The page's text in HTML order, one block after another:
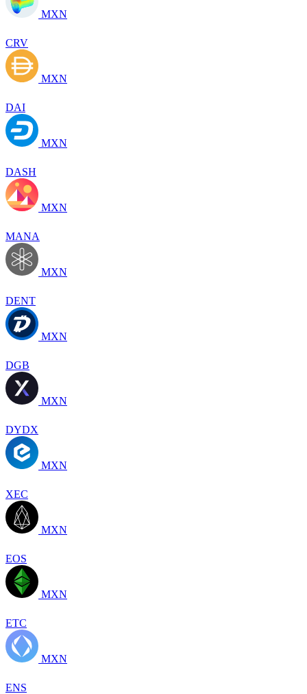
MXN
CRV
MXN
DAI
MXN
DASH
MXN
MANA
MXN
DENT
MXN
DGB
MXN
DYDX
MXN
XEC
MXN
EOS
MXN
ETC
MXN
ENS